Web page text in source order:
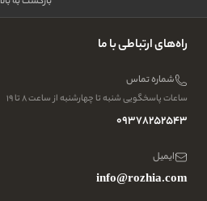
راه‌های ارتباطی با ما
شماره تماس
ساعات پاسخگویی شنبه تا چهارشنبه از ساعت ۸ تا ۱۹
09378252543
ایمیل
info@rozhia.com